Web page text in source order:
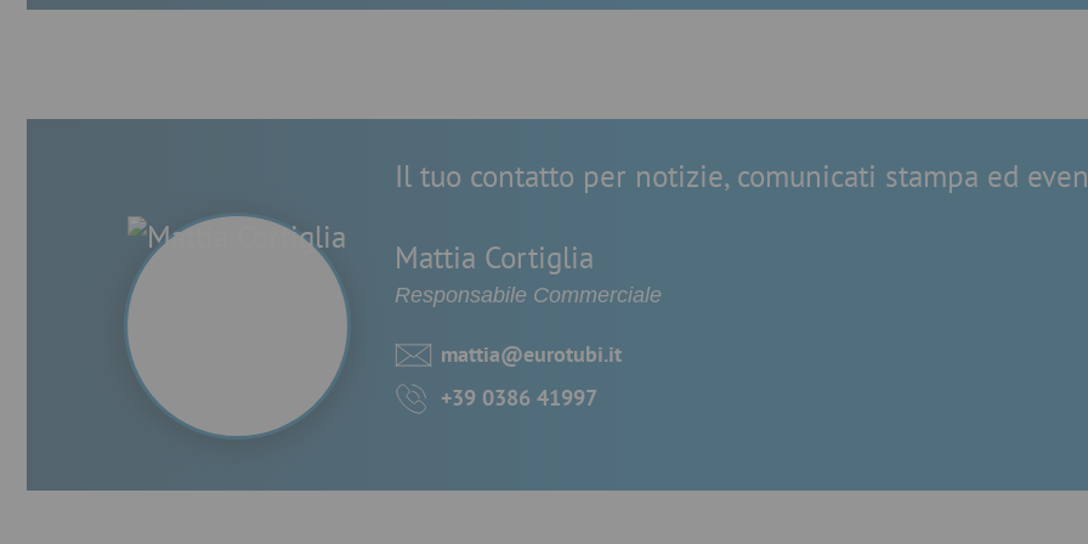
Il tuo contatto per notizie, comunicati stampa ed
Mattia Cortiglia
Responsabile Commerciale
mattia@eurotubi.it
+39 0386 41997